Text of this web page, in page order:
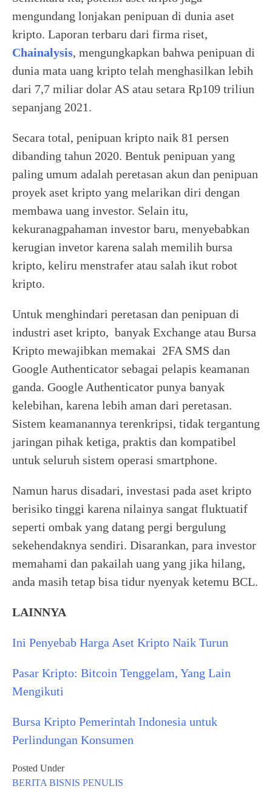
mengundang lonjakan penipuan di dunia aset
kripto. Laporan terbaru dari firma riset,
Chainalysis, mengungkapkan bahwa penipuan di
dunia mata uang kripto telah menghasilkan lebih
dari 7,7 miliar dolar AS atau setara Rp109 triliun
sepanjang 2021.
Secara total, penipuan kripto naik 81 persen
dibanding tahun 2020. Bentuk penipuan yang
paling umum adalah peretasan akun dan penipuan
proyek aset kripto yang melarikan diri dengan
membawa uang investor. Selain itu,
kekuranagpahaman investor baru, menyebabkan
kerugian invetor karena salah memilih bursa
kripto, keliru menstrafer atau salah ikut robot
kripto.
Untuk menghindari peretasan dan penipuan di
industri aset kripto, banyak Exchange atau Bursa
Kripto mewajibkan memakai 2FA SMS dan
Google Authenticator sebagai pelapis keamanan
ganda. Google Authenticator punya banyak
kelebihan, karena lebih aman dari peretasan.
Sistem keamanannya terenkripsi, tidak tergantung
jaringan pihak ketiga, praktis dan kompatibel
untuk seluruh sistem operasi smartphone.
Namun harus disadari, investasi pada aset kripto
berisiko tinggi karena nilainya sangat fluktuatif
seperti ombak yang datang pergi bergulung
sekehendaknya sendiri. Disarankan, para investor
memahami dan pakailah uang yang jika hilang,
anda masih tetap bisa tidur nyenyak ketemu BCL.
LAINNYA
Ini Penyebab Harga Aset Kripto Naik Turun
Pasar Kripto: Bitcoin Tenggelam, Yang Lain
Mengikuti
Bursa Kripto Pemerintah Indonesia untuk
Perlindungan Konsumen
Posted Under
BERITA BISNIS PENULIS